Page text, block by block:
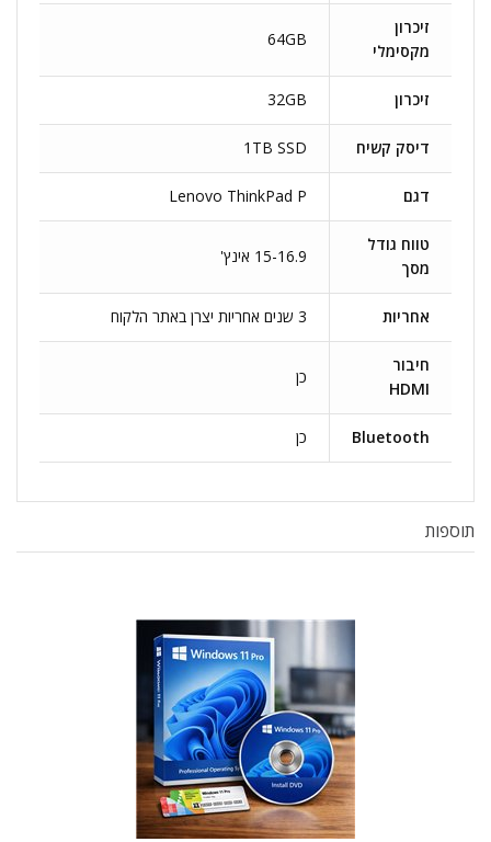
זיכרון
מקסימלי
64GB
זיכרון 32GB
דיסק קשיח 1TB SSD
דגם Lenovo ThinkPad P
טווח גודל
מסך
15-16.9 אינץ'
אחריות 3 שנים אחריות יצרן באתר הלקוח
חיבור
HDMI
כן
Bluetooth כן
תוספות